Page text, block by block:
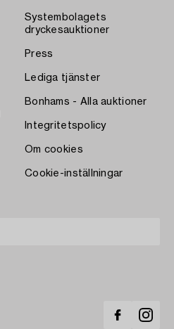
Systembolagets
dryckesauktioner
Press
Lediga tjänster
Bonhams - Alla auktioner
Integritetspolicy
Om cookies
Cookie-inställningar